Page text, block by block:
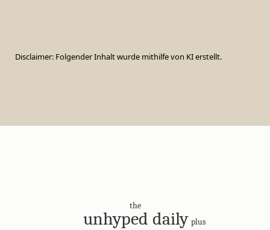
Disclaimer: Folgender Inhalt wurde mithilfe von KI erstellt.
the
unhyped daily plus